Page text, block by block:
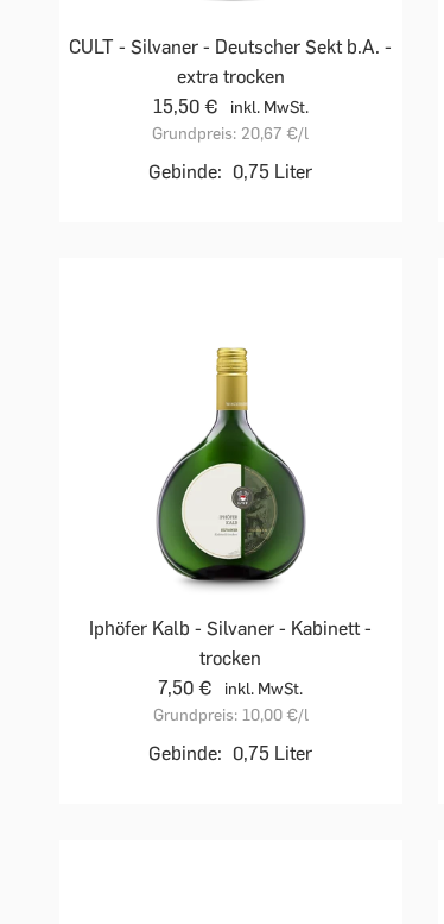
CULT - Silvaner - Deutscher Sekt b.A. -
extra trocken
15,50 €
inkl. MwSt.
Grundpreis: 20,67 €/l
Gebinde: 0,75 Liter
Iphöfer Kalb - Silvaner - Kabinett -
trocken
7,50 €
inkl. MwSt.
Grundpreis: 10,00 €/l
Gebinde: 0,75 Liter